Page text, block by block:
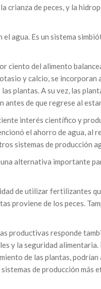
crianza de peces, y la
agua. Es un sistema
ciento del alimento
y calcio, se incorporan
plantas. A su vez, las
de que regrese al
interés científico y
el ahorro de agua, al
sistemas de producción
alternativa importante
de utilizar fertilizantes
proviene de los peces.
productivas responde
y la seguridad alimentaria.
de las plantas, podrían
de producción más